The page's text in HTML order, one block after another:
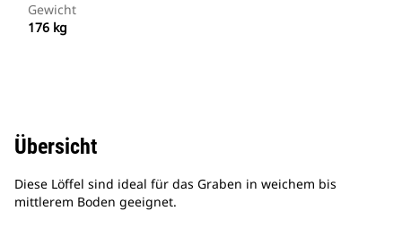
Gewicht
176 kg
Übersicht
Diese Löffel sind ideal für das Graben in weichem bis
mittlerem Boden geeignet.